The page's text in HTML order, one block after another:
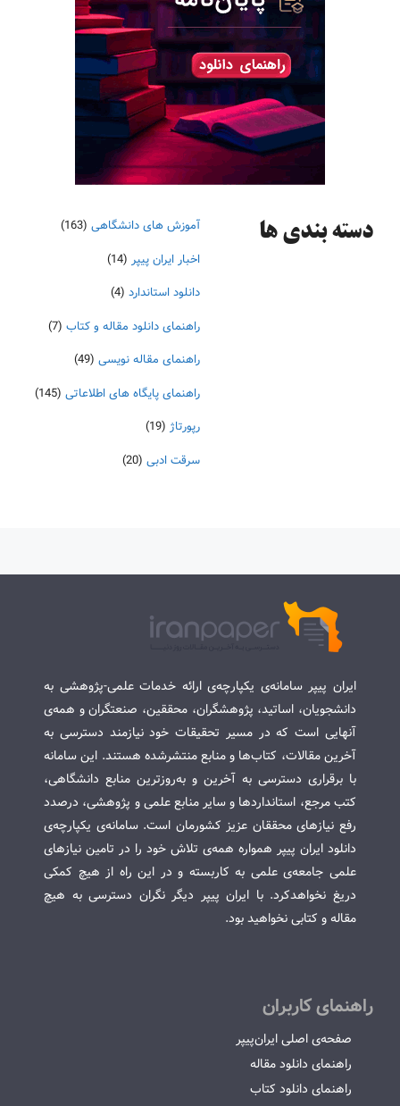
دسته‌ بندی ها آموزش های دانشگاهی (163)
اخبار ایران پیپر (14)
دانلود استاندارد (4)
راهنمای دانلود مقاله و کتاب (7)
راهنمای مقاله نویسی (49)
راهنمای پایگاه های اطلاعاتی (145)
رپورتاژ (19)
سرقت ادبی (20)
ایران پیپر سامانه‌ی یکپارچه‌ی ارائه خدمات علمی-پژوهشی به
دانشجویان، اساتید، پژوهشگران، محققین، صنعتگران و همه‌ی
آنهایی است که در مسیر تحقیقات خود نیازمند دسترسی به
آخرین مقالات، کتاب‌ها و منابع منتشرشده هستند. این سامانه
با برقراری دسترسی به آخرین و به‌روزترین منابع دانشگاهی،
کتب مرجع، استانداردها و سایر منابع علمی و پژوهشی، درصدد
رفع نیازهای محققان عزیز کشورمان است. سامانه‌ی یکپارچه‌ی
دانلود ایران پیپر همواره همه‌ی تلاش خود را در تامین نیازهای
علمی جامعه‌ی علمی به کاربسته و در این راه از هیچ کمکی
دریغ نخواهدکرد. با ایران پیپر دیگر نگران دسترسی به هیچ
مقاله و کتابی نخواهید بود.
راهنمای کاربران
صفحه‌ی اصلی ایران‌پیپر
راهنمای دانلود مقاله
راهنمای دانلود کتاب